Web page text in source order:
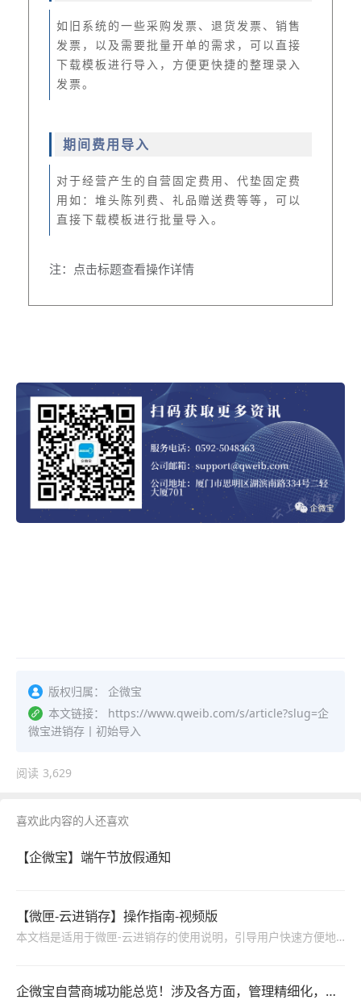
如旧系统的一些采购发票、退货发票、销售
发票，以及需要批量开单的需求，可以直接
下载模板进行导入，方便更快捷的整理录入
发票。
期间费用导入
对于经营产生的自营固定费用、代垫固定费
用如：堆头陈列费、礼品赠送费等等，可以
直接下载模板进行批量导入。
注：点击标题查看操作详情
版权归属：
企微宝
本文链接：
https://www.qweib.com/s/article?slug=企
微宝进销存丨初始导入
阅读 3,629
喜欢此内容的人还喜欢
【企微宝】端午节放假通知
【微匣-云进销存】操作指南-视频版
本文档是适用于微匣-云进销存的使用说明，引导用户快速方便地使用系统，包括进销存、系统管理、财务管理等功能的操作说明。
企微宝自营商城功能总览！涉及各方面，管理精细化，帮助企业追赶销售潮流提高营业额！3